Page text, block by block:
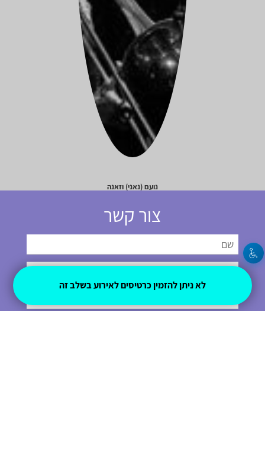
נועם (נאני) וזאנה
צור קשר
לא ניתן להזמין כרטיסים לאירוע בשלב זה